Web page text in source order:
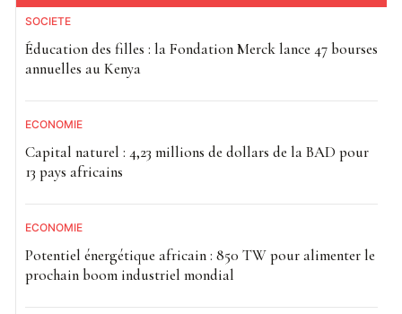
SOCIETE
Éducation des filles : la Fondation Merck lance 47 bourses
annuelles au Kenya
ECONOMIE
Capital naturel : 4,23 millions de dollars de la BAD pour
13 pays africains
ECONOMIE
Potentiel énergétique africain : 850 TW pour alimenter le
prochain boom industriel mondial